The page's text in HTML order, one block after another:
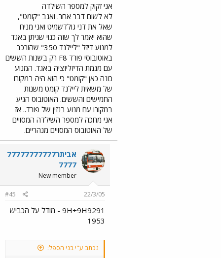
אני זקוק למספר השילדה
לא לשום דבר אחר. ואגב "קומט",
שאל את דני גולדשמיט ואני מניח
שהוא יאמר לך שזה כנוי שניתן באגד
למנוע דיזל "ליילנד 350" שהורכב
באוטובוסי פורד F8 רק בשנות הששים
עם מגמת הדיזליזציה באגד. המנוע
כונה כאן "קומט" כי הוא היה במקורו
של משאית ליילנד קומט משנות
החמישים והששים. האוטובוס הגיע
במקורו עם מנוע בנזין של פורד.. אז
אני מחכה למספר השילדה המסויים
של האוטובוס המסויים מנהריים.
אביתר77777777777
7777
New member
22/3/05
#45
9H+9H9291 - מודל על הכביש
1953
נכתב ע"י בני הספל: